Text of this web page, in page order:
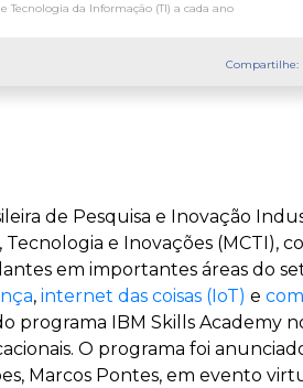
da Informação (TI) a cada ano
Compartilhe:
de Pesquisa e Inovação
e Inovações (MCTI),
em importantes áreas do
, internet das coisas (IoT) e
programa IBM Skills Academy
O programa foi
Marcos Pontes, em evento